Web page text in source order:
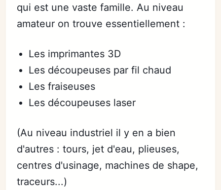
qui est une vaste famille. Au niveau
amateur on trouve essentiellement :
Les imprimantes 3D
Les découpeuses par fil chaud
Les fraiseuses
Les découpeuses laser
(Au niveau industriel il y en a bien
d'autres : tours, jet d'eau, plieuses,
centres d'usinage, machines de shape,
traceurs...)